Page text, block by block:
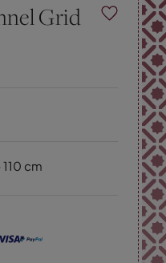
Grid
cm